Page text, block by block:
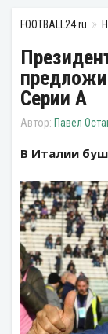
FOOTBALL24.ru
Серии А
Павел
В Италии